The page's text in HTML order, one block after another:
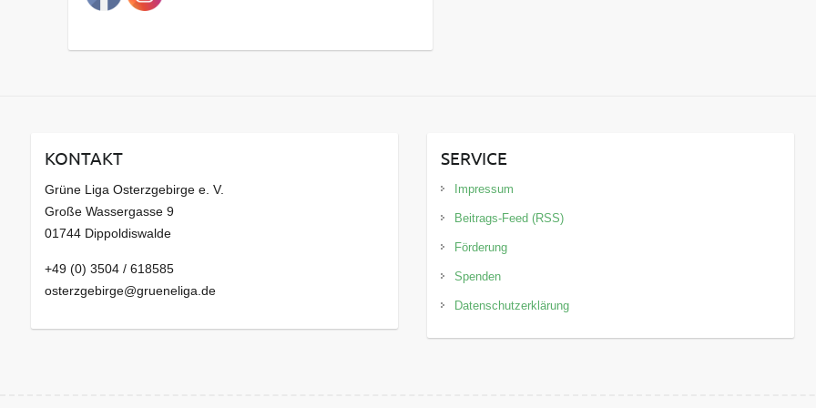
v
KONTAKT
Grüne Liga Osterzgebirge e. V.
Große Wassergasse 9
01744 Dippoldiswalde
+49 (0) 3504 / 618585
osterzgebirge@grueneliga.de
SERVICE
Impressum
Beitrags-Feed (RSS)
Förderung
Spenden
Datenschutzerklärung